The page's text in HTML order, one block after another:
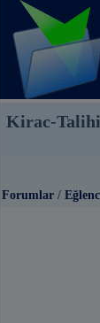
Kirac-
Forumlar /